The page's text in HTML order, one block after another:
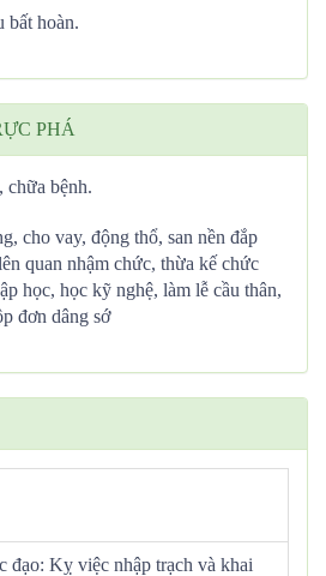
bất hoàn.
PHÁ
chữa bệnh.
cho vay, động thổ, san nền đắp
quan nhậm chức, thừa kế chức
học, học kỹ nghệ, làm lễ cầu thân,
đơn dâng sớ
đạo: Kỵ việc nhập trạch và khai